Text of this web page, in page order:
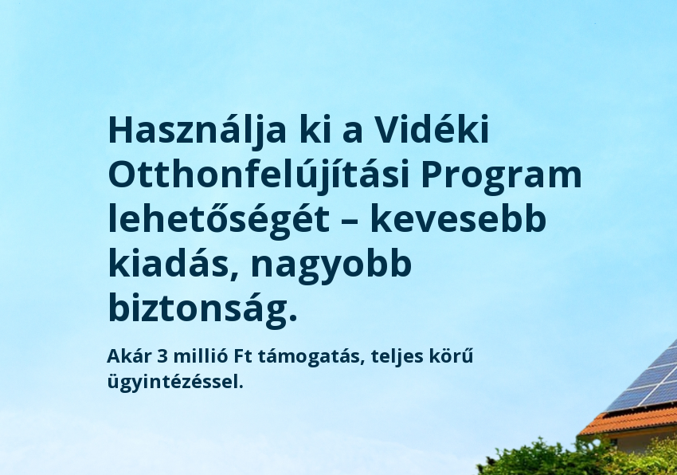
Használja ki a Vidéki
Otthonfelújítási Program
lehetőségét – kevesebb
kiadás, nagyobb
biztonság.
Akár 3 millió Ft támogatás, teljes körű
ügyintézéssel.